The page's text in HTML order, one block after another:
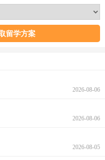
2026-08-06
2026-08-06
2026-08-05